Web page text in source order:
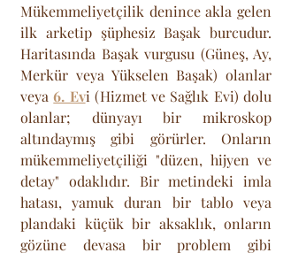
Mükemmeliyetçilik denince akla gelen
ilk arketip şüphesiz Başak burcudur.
Haritasında Başak vurgusu (Güneş, Ay,
Merkür veya Yükselen Başak) olanlar
veya 6. Evi (Hizmet ve Sağlık Evi) dolu
olanlar; dünyayı bir mikroskop
altındaymış gibi görürler. Onların
mükemmeliyetçiliği "düzen, hijyen ve
detay" odaklıdır. Bir metindeki imla
hatası, yamuk duran bir tablo veya
plandaki küçük bir aksaklık, onların
gözüne devasa bir problem gibi